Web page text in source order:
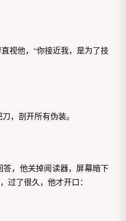
视他，“你接近我，是为了技
，剖开所有伪装。
答，他关掉阅读器，屏幕暗下
过了很久，他才开口：